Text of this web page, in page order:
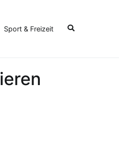
Sport & Freizeit